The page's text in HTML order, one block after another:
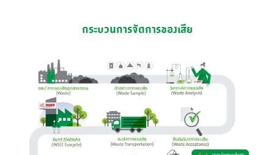
กระบวนการจัดการของเสีย